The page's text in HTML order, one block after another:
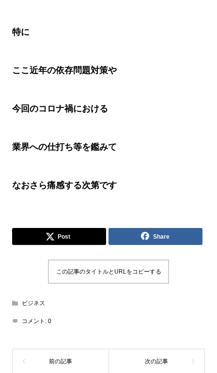
特に
ここ近年の依存問題対策や
今回のコロナ禍における
業界への仕打ち等を鑑みて
なおさら痛感する次第です
Post Share
この記事のタイトルとURLをコピーする
ビジネス
コメント: 0